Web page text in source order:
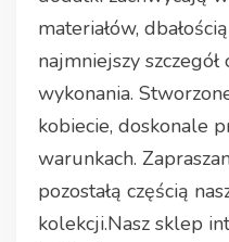
materiałów,
najmniejszy
wykonania.
kobiecie, doskonale
warunkach.
pozostałą częścią
kolekcji.Nasz sklep